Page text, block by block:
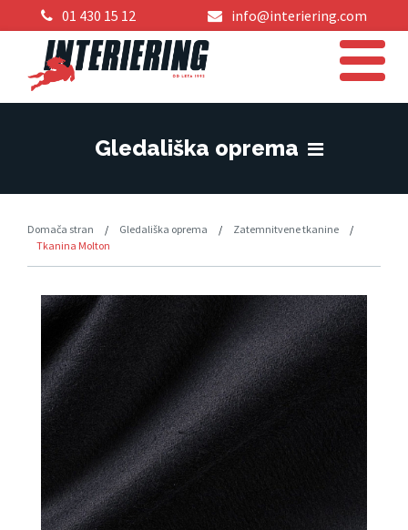
01 430 15 12 info@interiering.com
Gledališka oprema
Domača stran / Gledališka oprema / Zatemnitvene tkanine
/
Tkanina Molton